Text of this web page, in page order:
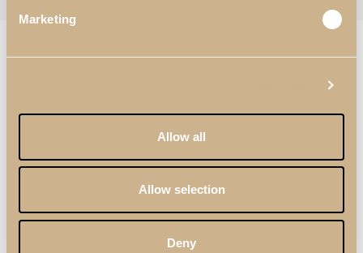
Marketing
Allow all
Allow selection
Deny
PRODUCTOS RELACIONADOS